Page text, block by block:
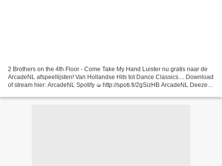
2 Brothers on the 4th Floor - Come Take My Hand Luister nu gratis naar de
ArcadeNL afspeellijsten! Van Hollandse Hits tot Dance Classics.... Download
of stream hier: ArcadeNL Spotify ➭ http://spoti.fi/2gSizHB ArcadeNL Deezer